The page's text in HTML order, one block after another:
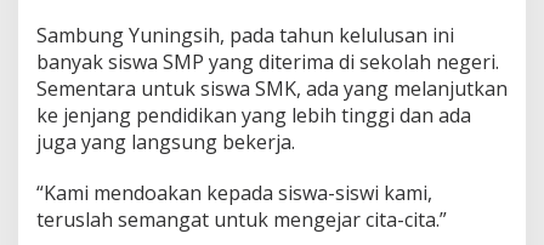
Sambung Yuningsih, pada tahun kelulusan ini
banyak siswa SMP yang diterima di sekolah negeri.
Sementara untuk siswa SMK, ada yang melanjutkan
ke jenjang pendidikan yang lebih tinggi dan ada
juga yang langsung bekerja.
“Kami mendoakan kepada siswa-siswi kami,
teruslah semangat untuk mengejar cita-cita.”